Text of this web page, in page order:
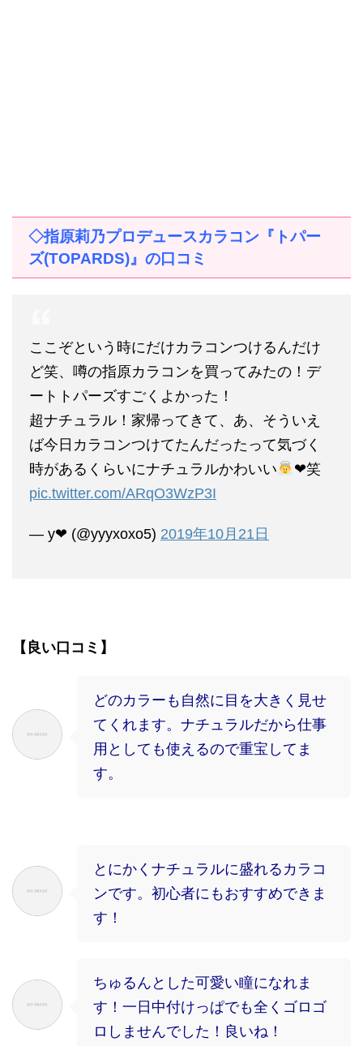
◇指原莉乃プロデュースカラコン『トパー
ズ(TOPARDS)』の口コミ
ここぞという時にだけカラコンつけるんだけ
ど笑、噂の指原カラコンを買ってみたの！デ
ートトパーズすごくよかった！
超ナチュラル！家帰ってきて、あ、そういえ
ば今日カラコンつけてたんだったって気づく
時があるくらいにナチュラルかわいい
❤︎笑
pic.twitter.com/ARqO3WzP3I
— y❤︎ (@yyyxoxo5) 2019年10月21日
【良い口コミ】
どのカラーも自然に目を大きく見せ
てくれます。ナチュラルだから仕事
用としても使えるので重宝してま
す。
とにかくナチュラルに盛れるカラコ
ンです。初心者にもおすすめできま
す！
ちゅるんとした可愛い瞳になれま
す！一日中付けっぱでも全くゴロゴ
ロしませんでした！良いね！